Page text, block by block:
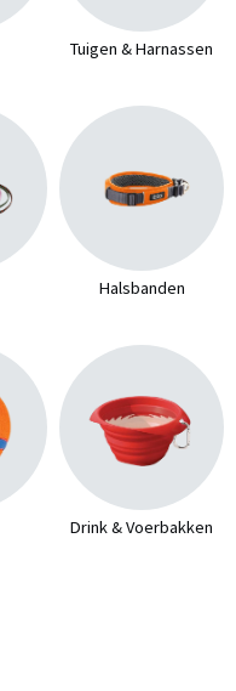
Tuigen & Harnassen
Halsbanden
Drink & Voerbakken